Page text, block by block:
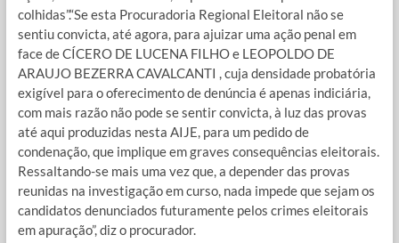
colhidas”.“Se esta Procuradoria Regional Eleitoral não se
sentiu convicta, até agora, para ajuizar uma ação penal em
face de CÍCERO DE LUCENA FILHO e LEOPOLDO DE
ARAUJO BEZERRA CAVALCANTI , cuja densidade probatória
exigível para o oferecimento de denúncia é apenas indiciária,
com mais razão não pode se sentir convicta, à luz das provas
até aqui produzidas nesta AIJE, para um pedido de
condenação, que implique em graves consequências eleitorais.
Ressaltando-se mais uma vez que, a depender das provas
reunidas na investigação em curso, nada impede que sejam os
candidatos denunciados futuramente pelos crimes eleitorais
em apuração”, diz o procurador.